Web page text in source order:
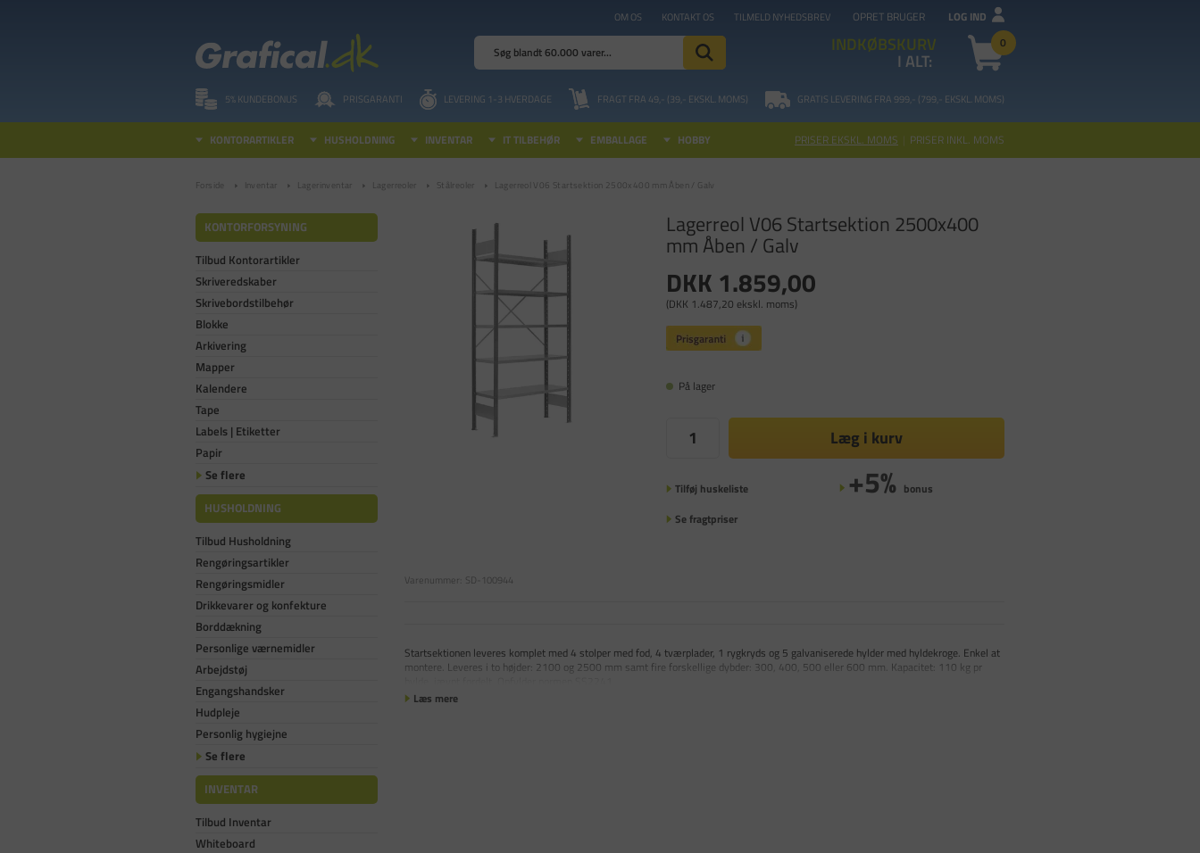
OM OS KONTAKT OS TILMELD NYHEDSBREV OPRET BRUGER LOG IND
INDKØBSKURV 0
I ALT:
5% KUNDEBONUS PRISGARANTI LEVERING 1-3 HVERDAGE FRAGT FRA 49,- (39,- EKSKL. MOMS) GRATIS LEVERING FRA 999,- (799,- EKSKL. MOMS)
KONTORARTIKLER HUSHOLDNING INVENTAR IT TILBEHØR EMBALLAGE HOBBY PRISER EKSKL. MOMS | PRISER INKL. MOMS
Forside Inventar Lagerinventar Lagerreoler Stålreoler Lagerreol V06 Startsektion 2500x400 mm Åben / Galv
KONTORFORSYNING
Tilbud Kontorartikler
Skriveredskaber
Skrivebordstilbehør
Blokke
Arkivering
Mapper
Kalendere
Tape
Labels | Etiketter
Papir
Se flere
HUSHOLDNING
Tilbud Husholdning
Rengøringsartikler
Rengøringsmidler
Drikkevarer og konfekture
Borddækning
Personlige værnemidler
Arbejdstøj
Engangshandsker
Hudpleje
Personlig hygiejne
Se flere
INVENTAR
Tilbud Inventar
Whiteboard
Lagerreol V06 Startsektion 2500x400
mm Åben / Galv
DKK 1.859,00
(DKK 1.487,20 ekskl. moms)
På lager
Læg i kurv
Tilføj huskeliste +5% bonus
Se fragtpriser
Varenummer: SD-100944
Startsektionen leveres komplet med 4 stolper med fod, 4 tværplader, 1 rygkryds og 5 galvaniserede hylder med hyldekroge. Enkel at
montere. Leveres i to højder: 2100 og 2500 mm samt fire forskellige dybder: 300, 400, 500 eller 600 mm. Kapacitet: 110 kg pr
Læs mere